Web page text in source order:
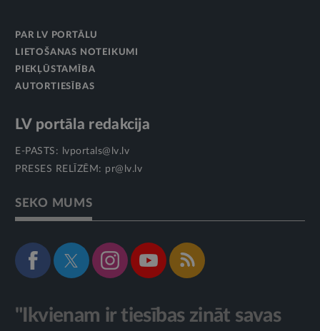
PAR LV PORTĀLU
LIETOŠANAS NOTEIKUMI
PIEKĻŪSTAMĪBA
AUTORTIESĪBAS
LV portāla redakcija
E-PASTS:
lvportals@lv.lv
PRESES RELĪZĒM: pr@lv.lv
SEKO MUMS
"Ikvienam ir tiesības zināt savas